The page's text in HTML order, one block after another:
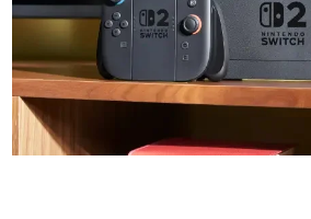
『うつヌケ』『ペンと箸』等で
一先生によるゲーム業界レポー
なんでゲームは面白い？
ゲーム開発者・hamatsu氏がゲ
具体的な形から解き明かして